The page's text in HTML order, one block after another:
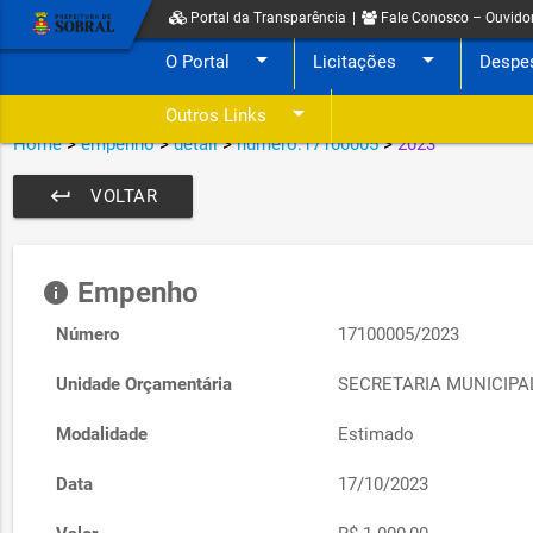
Portal da Transparência Fale Conosco –
O Portal arrow_drop_down Licitações arrow_drop_down
Outros Links arrow_drop_down
Home>empenho>detail>numero:17100005>2023
VOLTAR
keyboard_return
info Empenho
Número 17100005/2023
Unidade Orçamentária SECRETARIA
Modalidade Estimado
Data 17/10/2023